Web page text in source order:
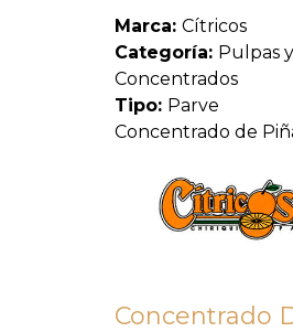
Marca: Cítricos
Categoría: Pulpas y
Concentrados
Tipo: Parve
Concentrado de
Concentrado